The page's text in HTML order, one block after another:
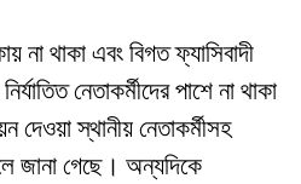
না থাকা এবং বিগত ফ্যাসিবাদী
নেতাকর্মীদের পাশে না থাকা
দেওয়া স্থানীয় নেতাকর্মীসহ
জানা গেছে। অন্যদিকে